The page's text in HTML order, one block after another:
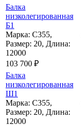
Балка
низколегированная
Б1
Марка: С355,
Размер: 20, Длина:
12000
103 700 ₽
Балка
низколегированная
Ш1
Марка: С355,
Размер: 20, Длина:
12000